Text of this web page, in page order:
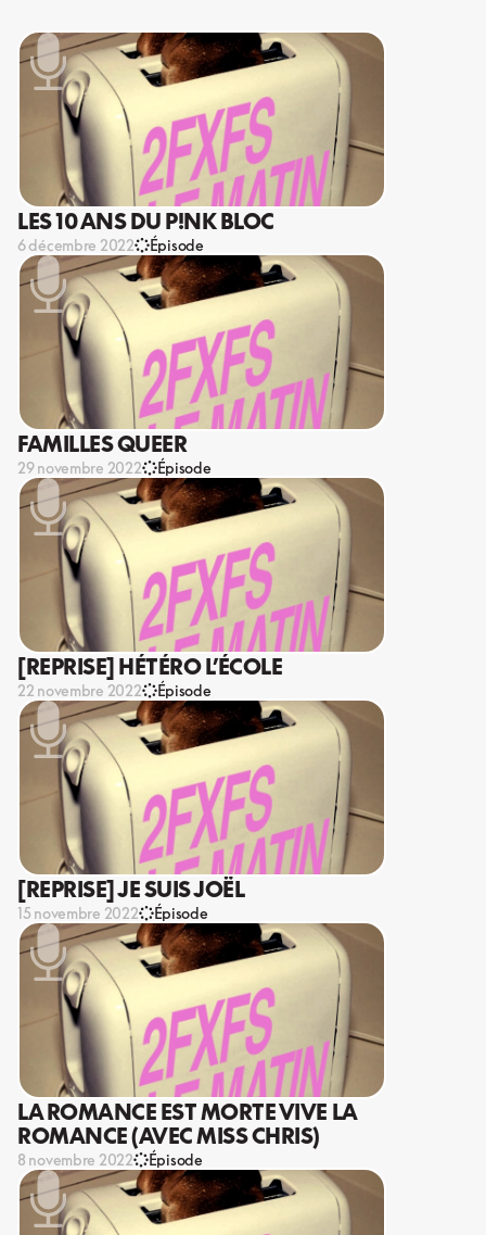
LES 10 ANS DU P!NK BLOC
6 décembre 2022 Épisode
FAMILLES QUEER
29 novembre 2022 Épisode
[REPRISE] HÉTÉRO L’ÉCOLE
22 novembre 2022 Épisode
[REPRISE] JE SUIS JOËL
15 novembre 2022 Épisode
LA ROMANCE EST MORTE VIVE LA
ROMANCE (AVEC MISS CHRIS)
8 novembre 2022 Épisode